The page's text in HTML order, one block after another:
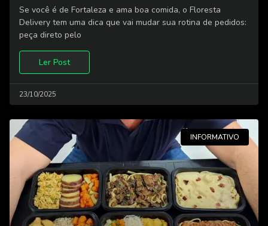
Se você é de Fortaleza e ama boa comida, o Floresta
Delivery tem uma dica que vai mudar sua rotina de pedidos:
peça direto pelo
Ler Post
23/10/2025
INFORMATIVO